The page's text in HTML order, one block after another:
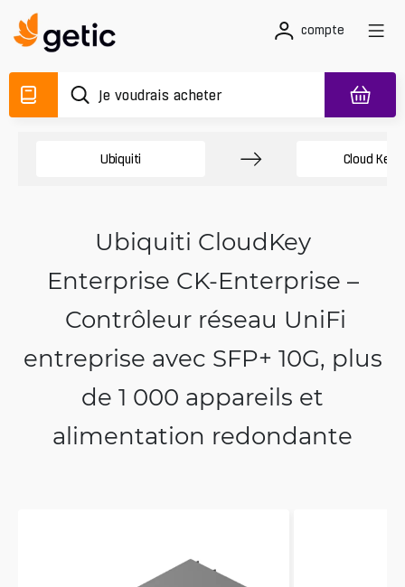
compte
Ubiquiti Cloud
Ubiquiti CloudKey
Enterprise CK-Enterprise –
Contrôleur réseau UniFi
entreprise avec SFP+ 10G, plus
de 1 000 appareils et
alimentation redondante